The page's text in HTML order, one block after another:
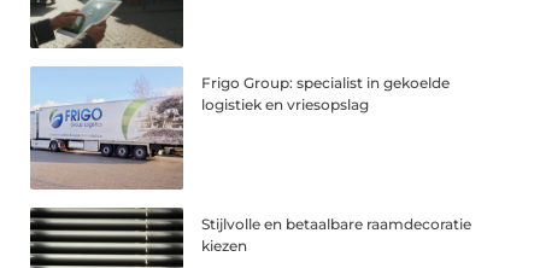
Frigo Group: specialist in gekoelde
logistiek en vriesopslag
Stijlvolle en betaalbare raamdecoratie
kiezen